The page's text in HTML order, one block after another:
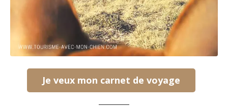
Je veux mon carnet de voyage